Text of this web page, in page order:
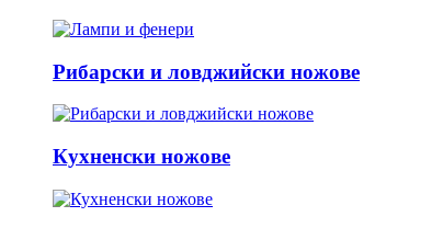
Рибарски и ловджийски ножове
Кухненски ножове